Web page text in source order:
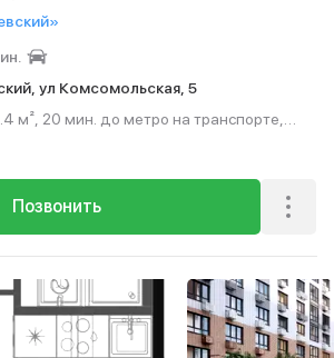
ул Комсомольская, 5
м², 20 мин. до метро на транспорте,
Позвонить